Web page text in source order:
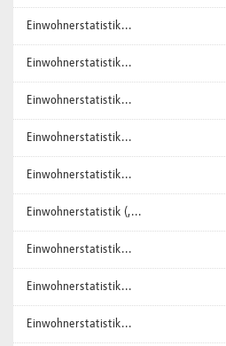
Einwohnerstatistik...
Einwohnerstatistik...
Einwohnerstatistik...
Einwohnerstatistik...
Einwohnerstatistik...
Einwohnerstatistik (,...
Einwohnerstatistik...
Einwohnerstatistik...
Einwohnerstatistik...